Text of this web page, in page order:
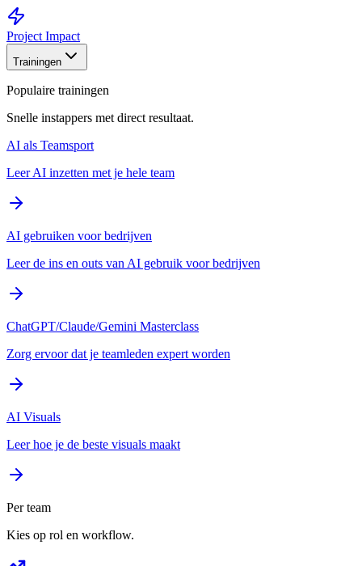
Project Impact
Trainingen
Populaire trainingen
Snelle instappers met direct resultaat.
AI als Teamsport
Leer AI inzetten met je hele team
AI gebruiken voor bedrijven
Leer de ins en outs van AI gebruik voor bedrijven
ChatGPT/Claude/Gemini Masterclass
Zorg ervoor dat je teamleden expert worden
AI Visuals
Leer hoe je de beste visuals maakt
Per team
Kies op rol en workflow.